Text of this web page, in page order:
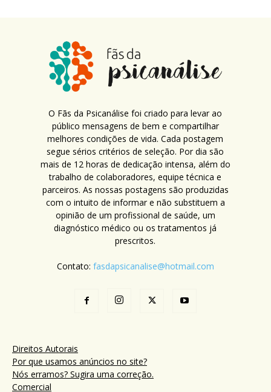
O Fãs da Psicanálise foi criado para levar ao
público mensagens de bem e compartilhar
melhores condições de vida. Cada postagem
segue sérios critérios de seleção. Por dia são
mais de 12 horas de dedicação intensa, além do
trabalho de colaboradores, equipe técnica e
parceiros. As nossas postagens são produzidas
com o intuito de informar e não substituem a
opinião de um profissional de saúde, um
diagnóstico médico ou os tratamentos já
prescritos.
Contato: fasdapsicanalise@hotmail.com
Direitos Autorais
Por que usamos anúncios no site?
Nós erramos? Sugira uma correção.
Comercial